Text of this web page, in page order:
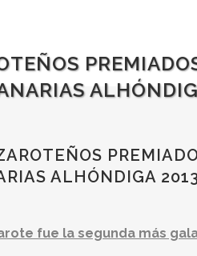
ALHÓNDIGA
fue la segunda más